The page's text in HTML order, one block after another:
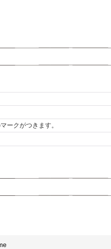
ークがつきます。